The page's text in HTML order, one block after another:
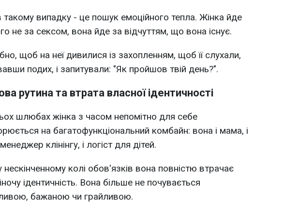
такому випадку - це пошук емоційного тепла. Жінка йде
не за сексом, вона йде за відчуттям, що вона існує.
щоб на неї дивилися із захопленням, щоб її слухали,
подих, і запитували: "Як пройшов твій день?".
рутина та втрата власної ідентичності
шлюбах жінка з часом непомітно для себе
на багатофункціональний комбайн: вона і мама, і
клінінгу, і логіст для дітей.
колі обов'язків вона повністю втрачає
ідентичність. Вона більше не почувається
бажаною чи грайливою.